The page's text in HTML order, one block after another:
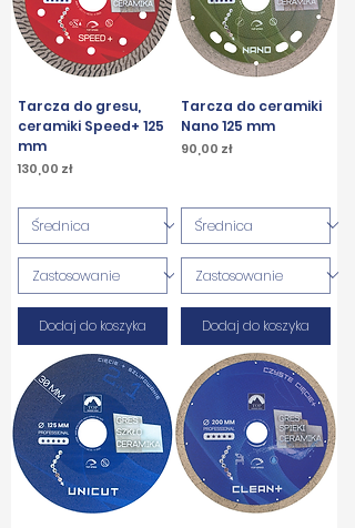
Tarcza do gresu,
ceramiki Speed+ 125
mm
Cena
130,00 zł
Dodaj do koszyka
Tarcza do ceramiki
Nano 125 mm
Cena
90,00 zł
Dodaj do koszyka